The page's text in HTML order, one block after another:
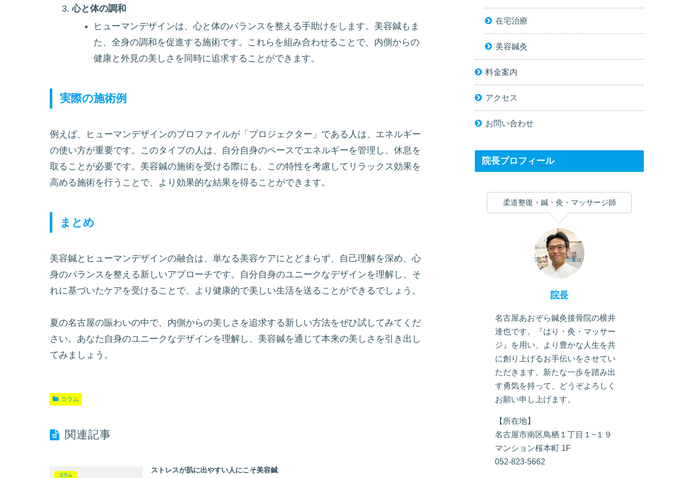
心と体の調和
ヒューマンデザインは、心と体のバランスを整える手助けをします。美容鍼もま
た、全身の調和を促進する施術です。これらを組み合わせることで、内側からの
健康と外見の美しさを同時に追求することができます。
実際の施術例
例えば、ヒューマンデザインのプロファイルが「プロジェクター」である人は、エネルギー
の使い方が重要です。このタイプの人は、自分自身のペースでエネルギーを管理し、休息を
取ることが必要です。美容鍼の施術を受ける際にも、この特性を考慮してリラックス効果を
高める施術を行うことで、より効果的な結果を得ることができます。
まとめ
美容鍼とヒューマンデザインの融合は、単なる美容ケアにとどまらず、自己理解を深め、心
身のバランスを整える新しいアプローチです。自分自身のユニークなデザインを理解し、そ
れに基づいたケアを受けることで、より健康的で美しい生活を送ることができるでしょう。
夏の名古屋の賑わいの中で、内側からの美しさを追求する新しい方法をぜひ試してみてくだ
さい。あなた自身のユニークなデザインを理解し、美容鍼を通じて本来の美しさを引き出し
てみましょう。
コラム
関連記事
コラム
ストレスが肌に出やすい人にこそ美容鍼
在宅治療
美容鍼灸
料金案内
アクセス
お問い合わせ
院長プロフィール
柔道整復・鍼・灸・マッサージ師
院長
名古屋あおぞら鍼灸接骨院の横井
達也です。『はり・灸・マッサー
ジ』を用い、より豊かな人生を共
に創り上げるお手伝いをさせてい
ただきます。新たな一歩を踏み出
す勇気を持って、どうぞよろしく
お願い申し上げます。
【所在地】
名古屋市南区鳥栖１丁目１−１９
マンション桜本町 1F
052-823-5662